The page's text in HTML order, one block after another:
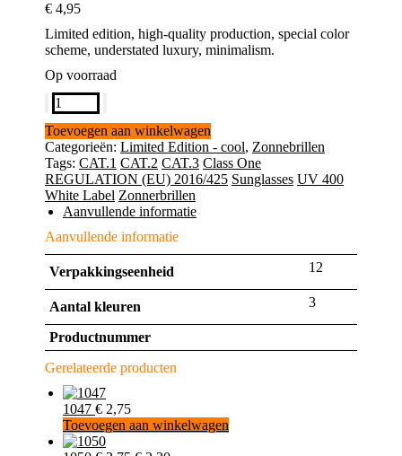
€ 4,95
Limited edition, high-quality production, special color
scheme, understated luxury, minimalism.
Op voorraad
7105
aantal
Toevoegen aan winkelwagen
Categorieën: Limited Edition - cool, Zonnebrillen
Tags: CAT.1 CAT.2 CAT.3 Class One
REGULATION (EU) 2016/425 Sunglasses UV 400
White Label Zonnerbrillen
Aanvullende informatie
Aanvullende informatie
Verpakkingseenheid 12
Aantal kleuren 3
Productnummer
Gerelateerde producten
1047 € 2,75
Toevoegen aan winkelwagen